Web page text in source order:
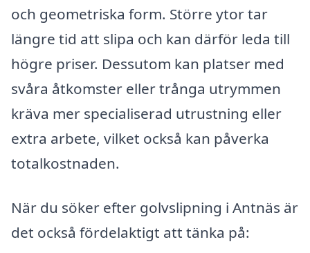
och geometriska form. Större ytor tar
längre tid att slipa och kan därför leda till
högre priser. Dessutom kan platser med
svåra åtkomster eller trånga utrymmen
kräva mer specialiserad utrustning eller
extra arbete, vilket också kan påverka
totalkostnaden.
När du söker efter golvslipning i Antnäs är
det också fördelaktigt att tänka på: